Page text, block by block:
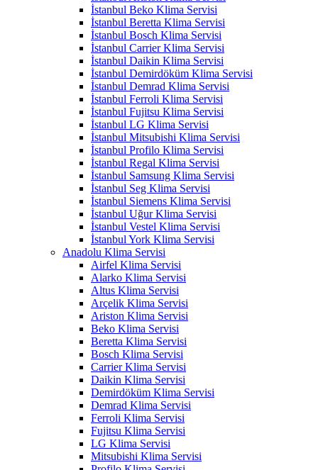
İstanbul Beko Klima Servisi
İstanbul Beretta Klima Servisi
İstanbul Bosch Klima Servisi
İstanbul Carrier Klima Servisi
İstanbul Daikin Klima Servisi
İstanbul Demirdöküm Klima Servisi
İstanbul Demrad Klima Servisi
İstanbul Ferroli Klima Servisi
İstanbul Fujitsu Klima Servisi
İstanbul LG Klima Servisi
İstanbul Mitsubishi Klima Servisi
İstanbul Profilo Klima Servisi
İstanbul Regal Klima Servisi
İstanbul Samsung Klima Servisi
İstanbul Seg Klima Servisi
İstanbul Siemens Klima Servisi
İstanbul Uğur Klima Servisi
İstanbul Vestel Klima Servisi
İstanbul York Klima Servisi
Anadolu Klima Servisi
Airfel Klima Servisi
Alarko Klima Servisi
Altus Klima Servisi
Arçelik Klima Servisi
Ariston Klima Servisi
Beko Klima Servisi
Beretta Klima Servisi
Bosch Klima Servisi
Carrier Klima Servisi
Daikin Klima Servisi
Demirdöküm Klima Servisi
Demrad Klima Servisi
Ferroli Klima Servisi
Fujitsu Klima Servisi
LG Klima Servisi
Mitsubishi Klima Servisi